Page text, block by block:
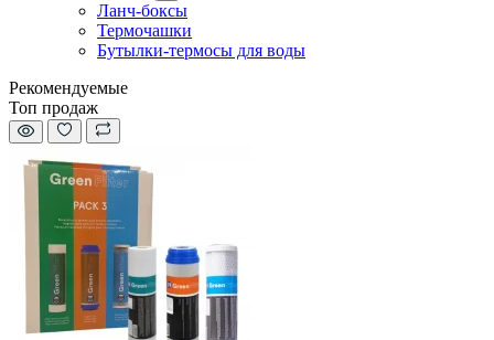
Ланч-боксы
Термочашки
Бутылки-термосы для воды
Рекомендуемые
Топ продаж